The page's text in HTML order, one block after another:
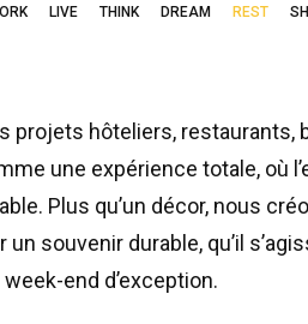
LIVE THINK DREAM REST
projets hôteliers, restaurants,
une expérience totale, où
Plus qu’un décor, nous
souvenir durable, qu’il
end d’exception.